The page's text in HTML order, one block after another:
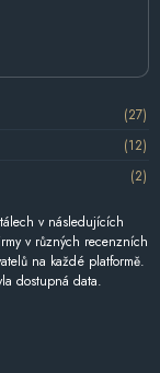
(27)
(12)
(2)
v následujících
v různých recenzních
na každé platformě.
dostupná data.